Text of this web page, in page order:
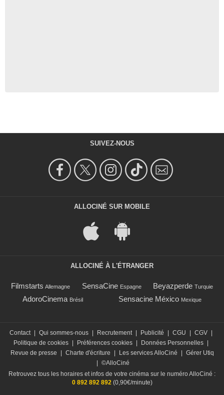
SUIVEZ-NOUS
ALLOCINÉ SUR MOBILE
ALLOCINÉ À L'ÉTRANGER
Filmstarts Allemagne SensaCine Espagne Beyazperde Turquie
AdoroCinema Brésil Sensacine México Mexique
Contact | Qui sommes-nous | Recrutement | Publicité | CGU | CGV |
Politique de cookies | Préférences cookies | Données Personnelles |
Revue de presse
| Charte d'écriture | Les services AlloCiné | Gérer Utiq
| ©AlloCiné
Retrouvez tous les horaires et infos de votre cinéma sur le numéro AlloCiné :
0 892 892 892(0,90€/minute)